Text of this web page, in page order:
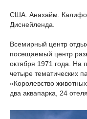
США. Анахайм.
Диснейленда.
Всемирный центр
посещаемый центр
октября 1971 года. На
четыре тематических
«Королевство
два аквапарка, 24